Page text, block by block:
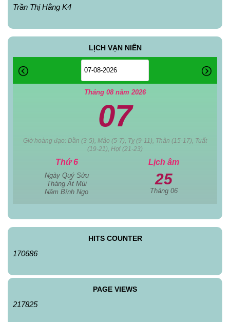
Trần Thị Hằng K4
LỊCH VẠN NIÊN
Tháng 08 năm 2026
07
Giờ hoàng đạo: Dần (3-5), Mão (5-7), Tỵ (9-11), Thân (15-17), Tuất
(19-21), Hợi (21-23)
Thứ 6
Ngày Quý Sửu
Tháng Ất Mùi
Năm Bính Ngọ
Lịch âm
25
Tháng 06
HITS COUNTER
170686
PAGE VIEWS
217825